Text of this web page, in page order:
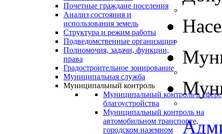
Почетные граждане поселения
Анализ состояния и
использования земель
Структура и режим работы
Подведомственные организации
Полномочия, задачи, функции,
права
Градостроительное зонирование
Муниципальная служба
Муниципальный контроль
Муниципальный контроль в сфере
благоустройства
Муниципальный контроль на
автомобильном транспорте,
городском наземном